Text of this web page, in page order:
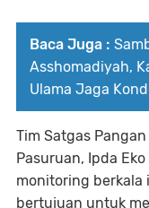
Baca Juga :
Asshomadiyah,
Ulama Jaga
Tim Satgas
Pasuruan, Ipda
monitoring berkala
bertujuan untuk